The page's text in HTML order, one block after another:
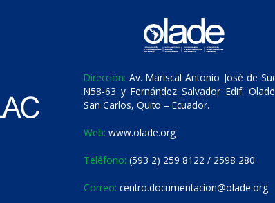
Dirección: Av. Mariscal Antonio José de
N58-63 y Fernández Salvador Edif.
San Carlos, Quito – Ecuador.
Web: www.olade.org
Teléfono: (593 2) 259 8122 / 2598 280
Correo: centro.documentacion@olade.org